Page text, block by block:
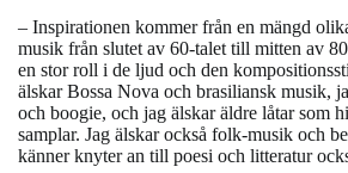
– Inspirationen kommer från en mängd
musik från slutet av 60-talet till mitten av
en stor roll i de ljud och den
älskar Bossa Nova och brasiliansk musik,
och boogie, och jag älskar äldre låtar som
samplar. Jag älskar också folk-musik och
känner knyter an till poesi och litteratur